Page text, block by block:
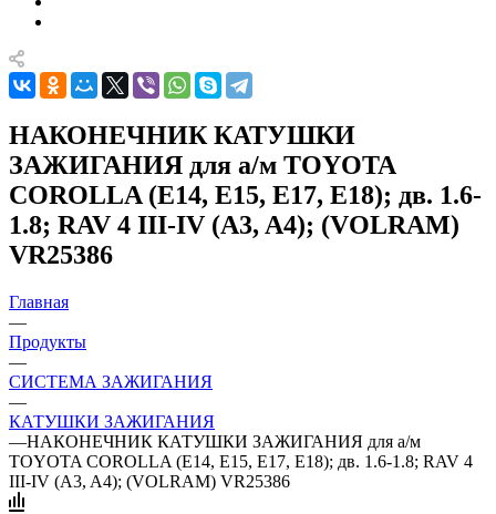
НАКОНЕЧНИК КАТУШКИ
ЗАЖИГАНИЯ для а/м TOYOTA
COROLLA (E14, E15, E17, E18); дв. 1.6-
1.8; RAV 4 III-IV (A3, A4); (VOLRAM)
VR25386
Главная
—
Продукты
—
СИСТЕМА ЗАЖИГАНИЯ
—
КАТУШКИ ЗАЖИГАНИЯ
—НАКОНЕЧНИК КАТУШКИ ЗАЖИГАНИЯ для а/м
TOYOTA COROLLA (E14, E15, E17, E18); дв. 1.6-1.8; RAV 4
III-IV (A3, A4); (VOLRAM) VR25386